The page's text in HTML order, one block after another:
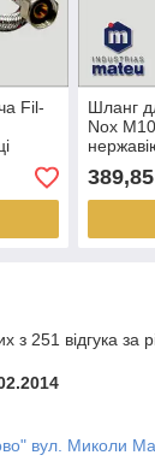
Fil-
Шланг
Nox
(пара)
389,85
з 251 відгука за
вул. Миколи